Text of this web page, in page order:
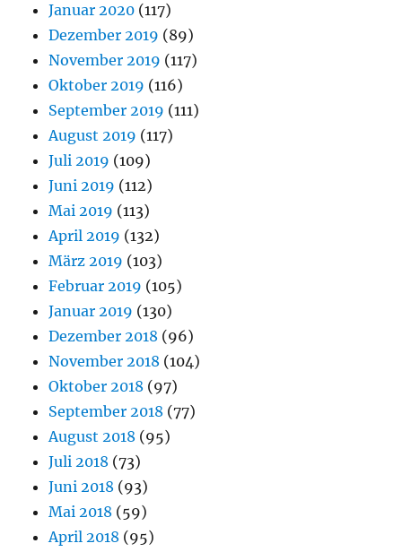
Januar 2020 (117)
Dezember 2019 (89)
November 2019 (117)
Oktober 2019 (116)
September 2019 (111)
August 2019 (117)
Juli 2019 (109)
Juni 2019 (112)
Mai 2019 (113)
April 2019 (132)
März 2019 (103)
Februar 2019 (105)
Januar 2019 (130)
Dezember 2018 (96)
November 2018 (104)
Oktober 2018 (97)
September 2018 (77)
August 2018 (95)
Juli 2018 (73)
Juni 2018 (93)
Mai 2018 (59)
April 2018 (95)